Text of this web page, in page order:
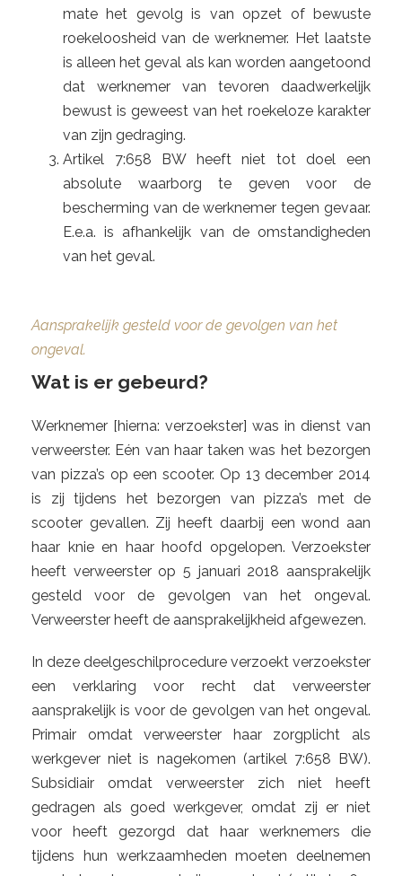
mate het gevolg is van opzet of bewuste
roekeloosheid van de werknemer. Het laatste
is alleen het geval als kan worden aangetoond
dat werknemer van tevoren daadwerkelijk
bewust is geweest van het roekeloze karakter
van zijn gedraging.
Artikel 7:658 BW heeft niet tot doel een
absolute waarborg te geven voor de
bescherming van de werknemer tegen gevaar.
E.e.a. is afhankelijk van de omstandigheden
van het geval.
Aansprakelijk gesteld voor de gevolgen van het
ongeval.
Wat is er gebeurd?
Werknemer [hierna: verzoekster] was in dienst van
verweerster. Eén van haar taken was het bezorgen
van pizza’s op een scooter. Op 13 december 2014
is zij tijdens het bezorgen van pizza’s met de
scooter gevallen. Zij heeft daarbij een wond aan
haar knie en haar hoofd opgelopen. Verzoekster
heeft verweerster op 5 januari 2018 aansprakelijk
gesteld voor de gevolgen van het ongeval.
Verweerster heeft de aansprakelijkheid afgewezen.
In deze deelgeschilprocedure verzoekt verzoekster
een verklaring voor recht dat verweerster
aansprakelijk is voor de gevolgen van het ongeval.
Primair omdat verweerster haar zorgplicht als
werkgever niet is nagekomen (artikel 7:658 BW).
Subsidiair omdat verweerster zich niet heeft
gedragen als goed werkgever, omdat zij er niet
voor heeft gezorgd dat haar werknemers die
tijdens hun werkzaamheden moeten deelnemen